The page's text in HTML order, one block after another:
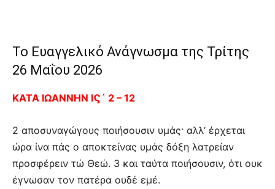
Το Ευαγγελικό Ανάγνωσμα της Τρίτης
26 Μαΐου 2026
ΚΑΤΑ ΙΩΑΝΝΗΝ ΙϚ´ 2 – 12
2 αποσυναγώγους ποιήσουσιν υμάς· αλλ’ έρχεται
ώρα ίνα πάς ο αποκτείνας υμάς δόξη λατρείαν
προσφέρειν τώ Θεώ. 3 και ταύτα ποιήσουσιν, ότι ουκ
έγνωσαν τον πατέρα ουδέ εμέ.